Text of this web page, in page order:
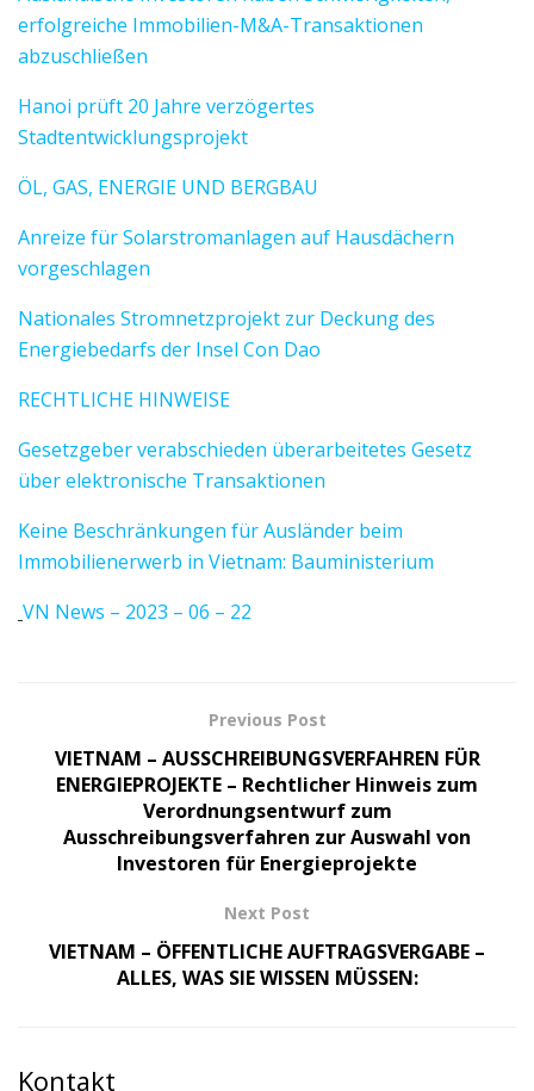
erfolgreiche Immobilien-M&A-Transaktionen
abzuschließen
Hanoi prüft 20 Jahre verzögertes
Stadtentwicklungsprojekt
ÖL, GAS, ENERGIE UND BERGBAU
Anreize für Solarstromanlagen auf Hausdächern
vorgeschlagen
Nationales Stromnetzprojekt zur Deckung des
Energiebedarfs der Insel Con Dao
RECHTLICHE HINWEISE
Gesetzgeber verabschieden überarbeitetes Gesetz
über elektronische Transaktionen
Keine Beschränkungen für Ausländer beim
Immobilienerwerb in Vietnam: Bauministerium
VN News – 2023 – 06 – 22
Previous Post
VIETNAM – AUSSCHREIBUNGSVERFAHREN FÜR
ENERGIEPROJEKTE – Rechtlicher Hinweis zum
Verordnungsentwurf zum
Ausschreibungsverfahren zur Auswahl von
Investoren für Energieprojekte
Next Post
VIETNAM – ÖFFENTLICHE AUFTRAGSVERGABE –
ALLES, WAS SIE WISSEN MÜSSEN:
Kontakt